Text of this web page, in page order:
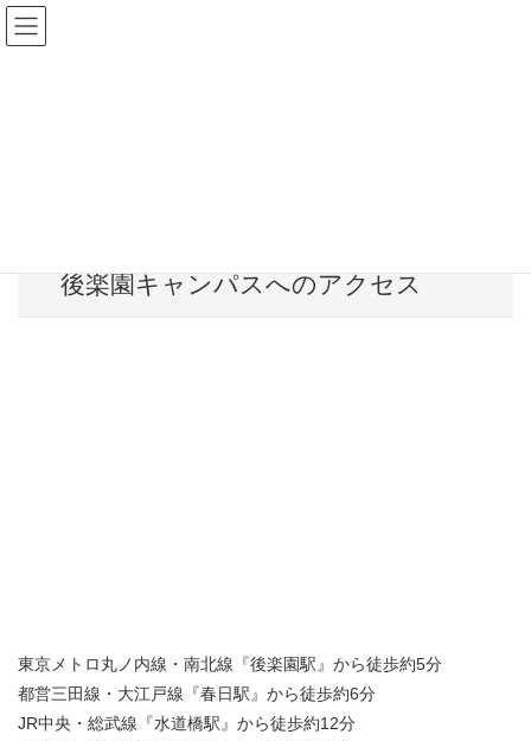
後楽園キャンパスへのアクセス
東京メトロ丸ノ内線・南北線『後楽園駅』から徒歩約5分
都営三田線・大江戸線『春日駅』から徒歩約6分
JR中央・総武線『水道橋駅』から徒歩約12分